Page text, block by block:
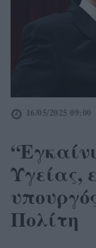
16/05/2025 09:00
Υγείας,
Πολίτη